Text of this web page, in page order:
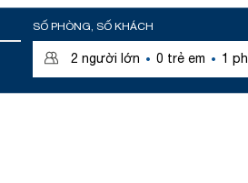
SỐ PHÒNG, SỐ KHÁCH
2 người lớn · 0 trẻ em · 1